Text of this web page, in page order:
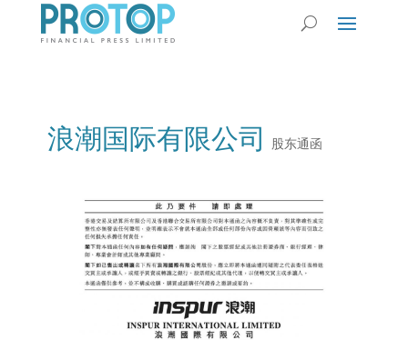
浪潮国际有限公司 股东通函